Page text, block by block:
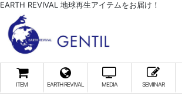
EARTH REVIVAL 地球再生アイテムをお届け！
ITEM EARTH REVIVAL MEDIA SEMINAR